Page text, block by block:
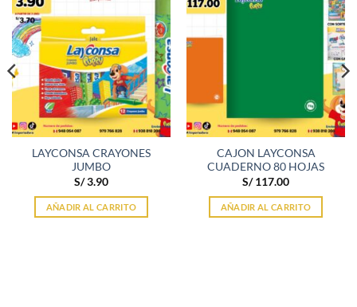
LAYCONSA CRAYONES
JUMBO
S/3.90
AÑADIR AL CARRITO
CAJON LAYCONSA
CUADERNO 80 HOJAS
S/117.00
AÑADIR AL CARRITO